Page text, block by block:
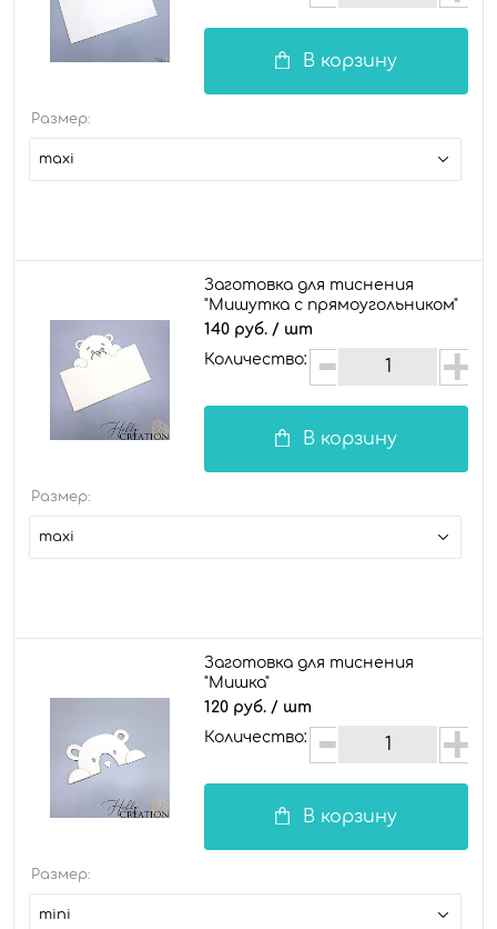
В корзину
Размер:
maxi
Заготовка для тиснения
"Мишутка с прямоугольником"
140 руб. / шт
Количество:
В корзину
Размер:
maxi
Заготовка для тиснения
"Мишка"
120 руб. / шт
Количество:
В корзину
Размер:
mini